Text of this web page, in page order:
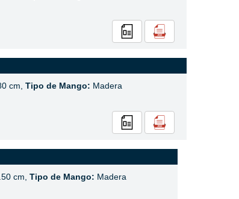
cm, Tipo de Mango: Madera
cm, Tipo de Mango: Madera